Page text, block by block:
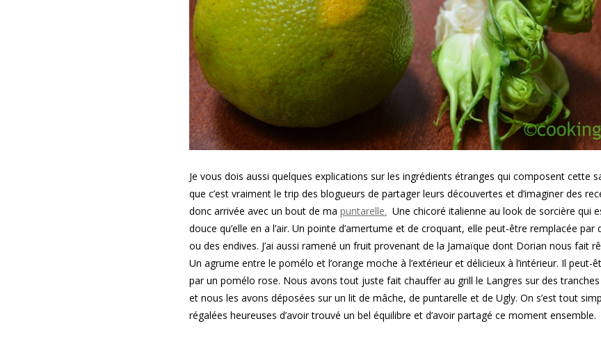
Je vous dois aussi quelques explications sur les ingrédients étranges qui composent cette
que c’est vraiment le trip des blogueurs de partager leurs découvertes et d’imaginer des
donc arrivée avec un bout de ma puntarelle. Une chicoré italienne au look de sorcière qui
douce qu’elle en a l’air. Un pointe d’amertume et de croquant, elle peut-être remplacée par
ou des endives. J’ai aussi ramené un fruit provenant de la Jamaïque dont Dorian nous fait
Un agrume entre le pomélo et l’orange moche à l’extérieur et délicieux à l’intérieur. Il peut-
par un pomélo rose. Nous avons tout juste fait chauffer au grill le Langres sur des
et nous les avons déposées sur un lit de mâche, de puntarelle et de Ugly. On s’est tout
régalées heureuses d’avoir trouvé un bel équilibre et d’avoir partagé ce moment ensemble.